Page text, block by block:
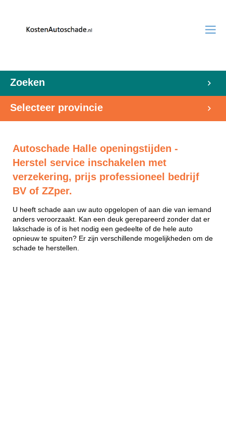
Zoeken
Selecteer provincie
Autoschade Halle openingstijden -
Herstel service inschakelen met
verzekering, prijs professioneel bedrijf
BV of ZZper.
U heeft schade aan uw auto opgelopen of aan die van iemand
anders veroorzaakt. Kan een deuk gerepareerd zonder dat er
lakschade is of is het nodig een gedeelte of de hele auto
opnieuw te spuiten? Er zijn verschillende mogelijkheden om de
schade te herstellen.